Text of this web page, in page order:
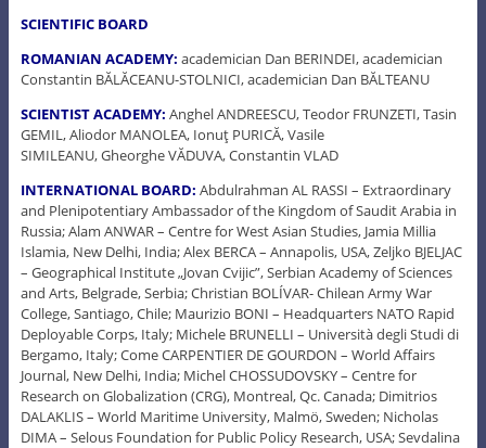
SCIENTIFIC BOARD
ROMANIAN ACADEMY: academician Dan BERINDEI, academician
Constantin BĂLĂCEANU-STOLNICI, academician Dan BĂLTEANU
SCIENTIST ACADEMY: Anghel ANDREESCU, Teodor FRUNZETI, Tasin
GEMIL, Aliodor MANOLEA, Ionuţ PURICĂ, Vasile
SIMILEANU, Gheorghe VĂDUVA, Constantin VLAD
INTERNATIONAL BOARD: Abdulrahman AL RASSI – Extraordinary
and Plenipotentiary Ambassador of the Kingdom of Saudit Arabia in
Russia; Alam ANWAR – Centre for West Asian Studies, Jamia Millia
Islamia, New Delhi, India; Alex BERCA – Annapolis, USA, Zeljko BJELJAC
– Geographical Institute „Jovan Cvijic”, Serbian Academy of Sciences
and Arts, Belgrade, Serbia; Christian BOLÍVAR- Chilean Army War
College, Santiago, Chile; Maurizio BONI – Headquarters NATO Rapid
Deployable Corps, Italy; Michele BRUNELLI – Università degli Studi di
Bergamo, Italy; Come CARPENTIER DE GOURDON – World Affairs
Journal, New Delhi, India; Michel CHOSSUDOVSKY – Centre for
Research on Globalization (CRG), Montreal, Qc. Canada; Dimitrios
DALAKLIS – World Maritime University, Malmö, Sweden; Nicholas
DIMA – Selous Foundation for Public Policy Research, USA; Sevdalina